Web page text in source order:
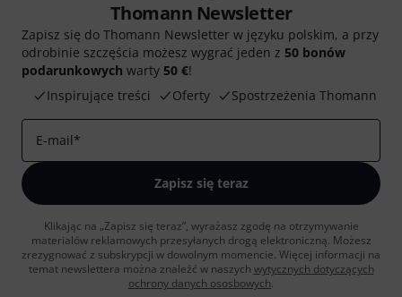
Thomann Newsletter
Zapisz się do Thomann Newsletter w języku polskim, a przy
odrobinie szczęścia możesz wygrać jeden z 50 bonów
podarunkowych warty 50 €!
Inspirujące treści
Oferty Spostrzeżenia Thomann
E-mail*
Zapisz się teraz
Klikając na „Zapisz się teraz”, wyrażasz zgodę na otrzymywanie
materialów reklamowych przesyłanych drogą elektroniczną. Możesz
zrezygnować z subskrypcji w dowolnym momencie. Więcej informacji na
temat newslettera można znaleźć w naszych wytycznych dotyczących
ochrony danych ososbowych.